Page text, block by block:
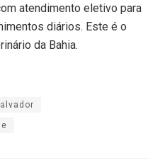
atendimento eletivo para
diários. Este é o
da Bahia.